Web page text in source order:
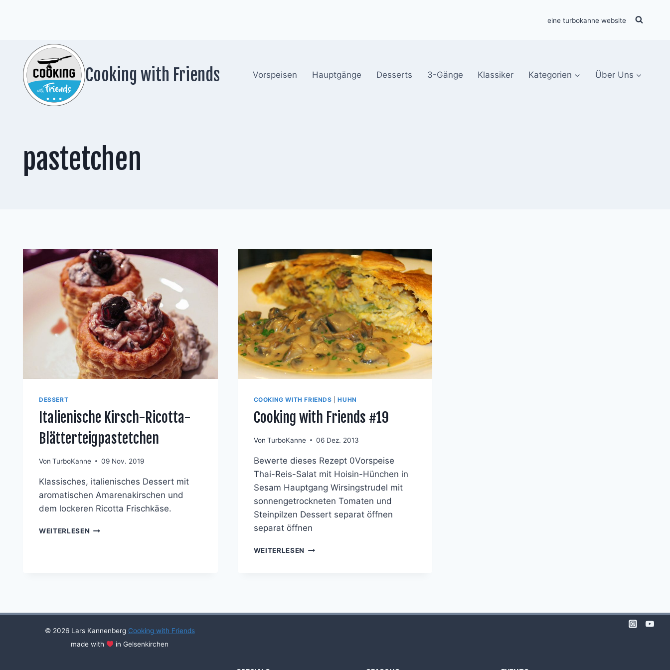
eine turbokanne website
Cooking with Friends Vorspeisen Hauptgänge Desserts 3-Gänge Klassiker Kategorien Über Uns
pastetchen
DESSERT
Italienische Kirsch-Ricotta-
Blätterteigpastetchen
Von TurboKanne 09 Nov. 2019
Klassisches, italienisches Dessert mit
aromatischen Amarenakirschen und
dem lockeren Ricotta Frischkäse.
WEITERLESEN ITALIENISCHE
COOKING WITH FRIENDS |HUHN
Cooking with Friends #19
Von TurboKanne 06 Dez. 2013
Bewerte dieses Rezept 0Vorspeise
Thai-Reis-Salat mit Hoisin-Hünchen in
Sesam Hauptgang Wirsingstrudel mit
sonnengetrockneten Tomaten und
Steinpilzen Dessert separat öffnen
separat öffnen
WEITERLESEN COOKING
© 2026 Lars Kannenberg Cooking with Friends
made with
in Gelsenkirchen